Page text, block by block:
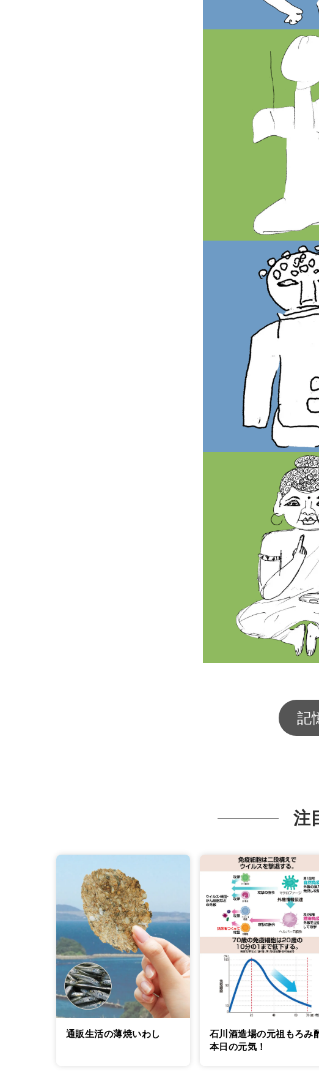
記
注
通販生活の薄焼いわし
石川酒造場の元祖もろみ
本日の元気！